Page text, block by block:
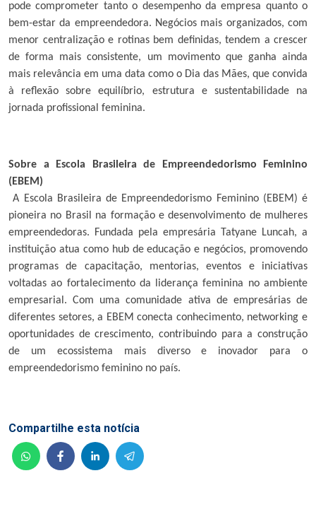
pode comprometer tanto o desempenho da empresa quanto o
bem-estar da empreendedora. Negócios mais organizados, com
menor centralização e rotinas bem definidas, tendem a crescer
de forma mais consistente, um movimento que ganha ainda
mais relevância em uma data como o Dia das Mães, que convida
à reflexão sobre equilíbrio, estrutura e sustentabilidade na
jornada profissional feminina.
Sobre a Escola Brasileira de Empreendedorismo Feminino
(EBEM)
A Escola Brasileira de Empreendedorismo Feminino (EBEM) é
pioneira no Brasil na formação e desenvolvimento de mulheres
empreendedoras. Fundada pela empresária Tatyane Luncah, a
instituição atua como hub de educação e negócios, promovendo
programas de capacitação, mentorias, eventos e iniciativas
voltadas ao fortalecimento da liderança feminina no ambiente
empresarial. Com uma comunidade ativa de empresárias de
diferentes setores, a EBEM conecta conhecimento, networking e
oportunidades de crescimento, contribuindo para a construção
de um ecossistema mais diverso e inovador para o
empreendedorismo feminino no país.
Compartilhe esta notícia